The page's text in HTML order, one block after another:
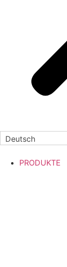
Deutsch
PRODUKTE